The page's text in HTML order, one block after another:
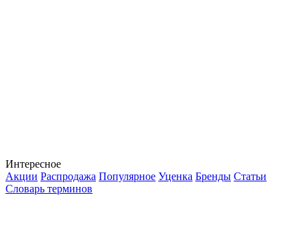
Интересное
Акции Распродажа Популярное Уценка Бренды Статьи
Словарь терминов